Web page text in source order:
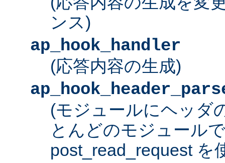
ンス)
ap_hook_handler
(応答内容の生成)
(モジュールにヘッダ
とんどのモジュール
post_read_request を